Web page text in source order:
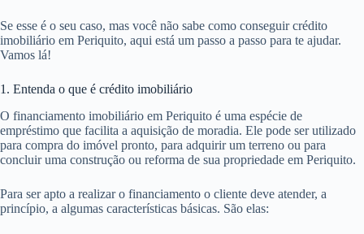
Se esse é o seu caso, mas você não sabe como conseguir crédito
imobiliário em Periquito, aqui está um passo a passo para te ajudar.
Vamos lá!
1. Entenda o que é crédito imobiliário
O financiamento imobiliário em Periquito é uma espécie de
empréstimo que facilita a aquisição de moradia. Ele pode ser utilizado
para compra do imóvel pronto, para adquirir um terreno ou para
concluir uma construção ou reforma de sua propriedade em Periquito.
Para ser apto a realizar o financiamento o cliente deve atender, a
princípio, a algumas características básicas. São elas: